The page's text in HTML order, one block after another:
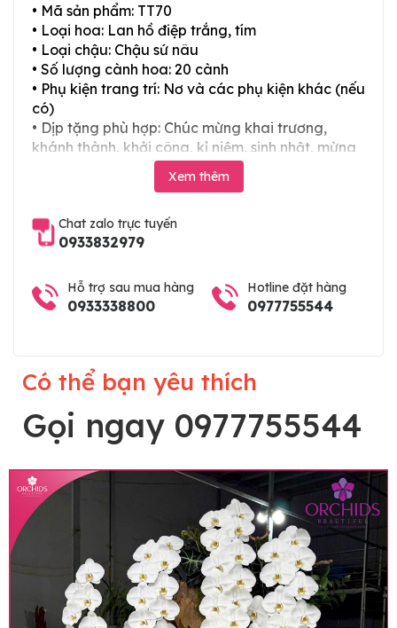
• Mã sản phẩm: TT70
• Loại hoa: Lan hồ điệp trắng, tím
• Loại chậu: Chậu sứ nâu
• Số lượng cành hoa: 20 cành
• Phụ kiện trang trí: Nơ và các phụ kiện khác (nếu
có)
• Dịp tặng phù hợp: Chúc mừng khai trương,
khánh thành, khởi công, kỉ niệm, sinh nhật, mừng
thọ, mừng cưới, tân gia và các ngày lễ tết trong
gồm 10% thuế VAT (xuất hóa đơn điện tử), free
ship nội thành, miễn phí in thiệp banner theo yêu
Xem thêm
Chat zalo trực tuyến
0933832979
Hỗ trợ sau mua hàng
0933338800
Hotline đặt hàng
0977755544
Có thể bạn yêu thích
Gọi ngay 0977755544